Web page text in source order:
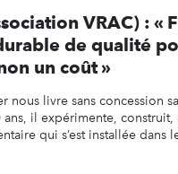
VRAC) : «
de qualité
un coût »
nous livre sans concession
il expérimente,
qui s’est installée dans